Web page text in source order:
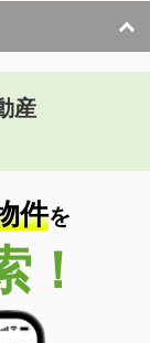
産
件を
！